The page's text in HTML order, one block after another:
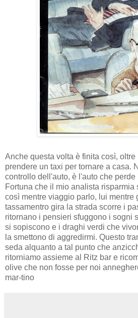
Anche questa volta è finita così,
prendere un taxi per tornare a casa.
controllo dell'auto, è l'auto che perde
Fortuna che il mio analista
così mentre viaggio parlo, lui mentre
tassamentro gira la strada scorre i
ritornano i pensieri sfuggono i sogni
si sopiscono e i draghi verdi che
la smettono di aggredirmi. Questo
seda alquanto a tal punto che
ritorniamo assieme al Ritz bar e
olive che non fosse per noi
mar-tino